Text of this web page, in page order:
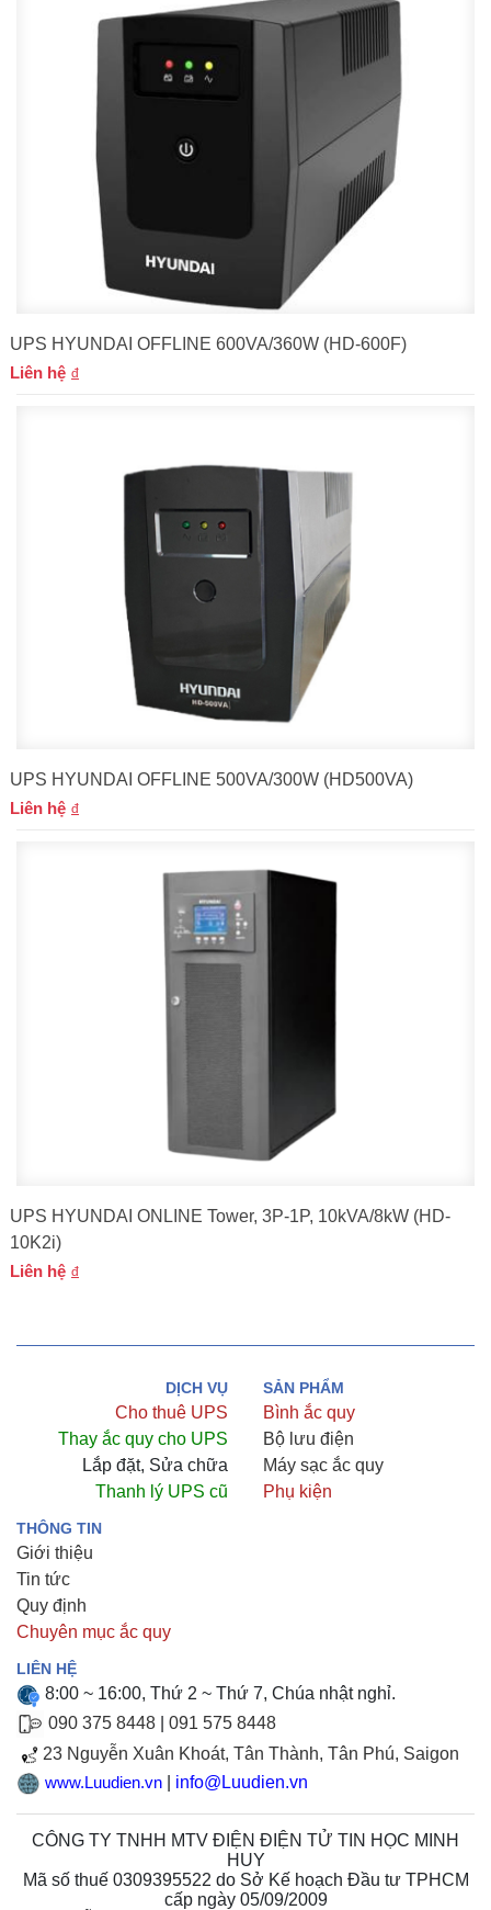
UPS HYUNDAI OFFLINE 600VA/360W (HD-600F)
Liên hệ
UPS HYUNDAI OFFLINE 500VA/300W (HD500VA)
Liên hệ
UPS HYUNDAI ONLINE Tower, 3P-1P, 10kVA/8kW (HD-
10K2i)
Liên hệ
DỊCH VỤ
Cho thuê UPS
Thay ắc quy cho UPS
Lắp đặt, Sửa chữa
Thanh lý UPS cũ
SẢN PHẨM
Bình ắc quy
Bộ lưu điện
Máy sạc ắc quy
Phụ kiện
THÔNG TIN
Giới thiệu
Tin tức
Quy định
Chuyên mục ắc quy
LIÊN HỆ
8:00 ~ 16:00, Thứ 2 ~ Thứ 7, Chúa nhật nghỉ.
090 375 8448
091 575 8448
23 Nguyễn Xuân Khoát, Tân Thành, Tân Phú, Saigon
www.Luudien.vn info@Luudien.vn
CÔNG TY TNHH MTV ĐIỆN ĐIỆN TỬ TIN HỌC MINH
HUY
Mã số thuế 0309395522 do Sở Kế hoạch Đầu tư TPHCM
cấp ngày 05/09/2009